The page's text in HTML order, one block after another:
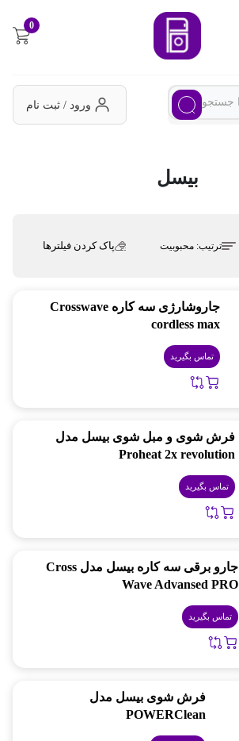
0
ورود / ثبت نام
بیسل
ترتیب:محبوبیت پاک کردن فیلترها
جاروشارژی سه کاره Crosswave
cordless max
تماس بگیرید
فرش شوی و مبل شوی بیسل مدل
Proheat 2x revolution
تماس بگیرید
جارو برقی سه کاره بیسل مدل Cross
Wave Advansed PRO
تماس بگیرید
فرش شوی بیسل مدل
POWERClean